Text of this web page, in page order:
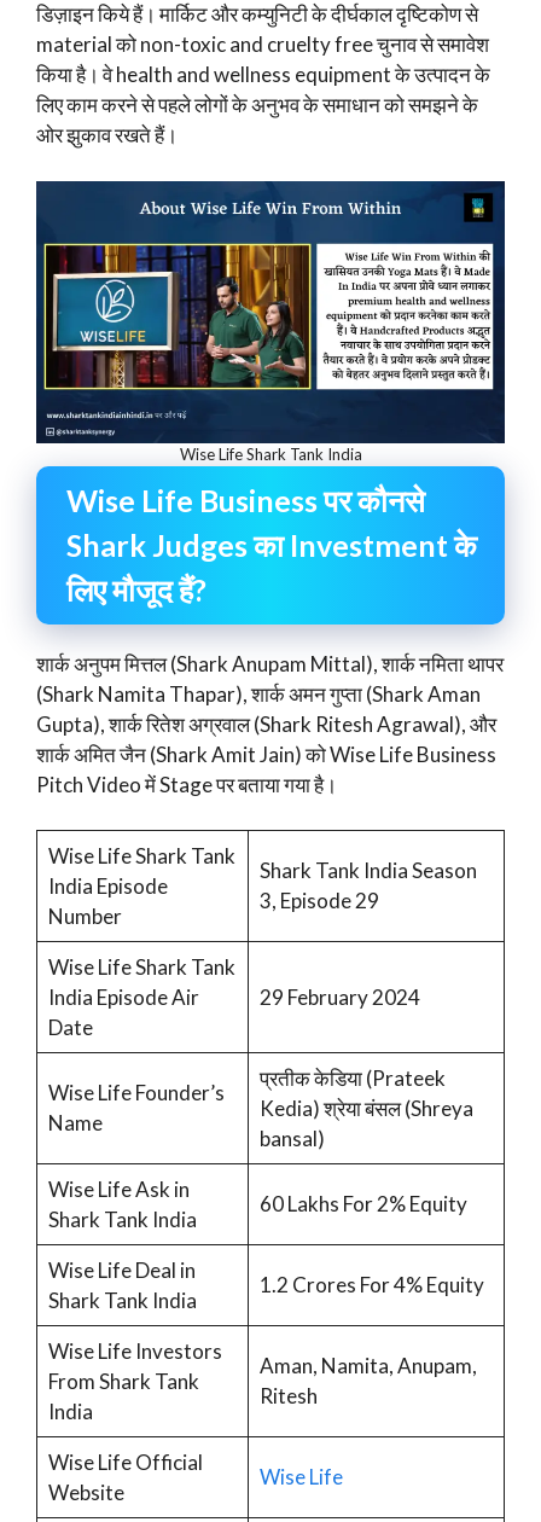
डिज़ाइन किये हैं। मार्किट और कम्युनिटी के दीर्घकाल दृष्टिकोण से
material को non-toxic and cruelty free चुनाव से समावेश
किया है। वे health and wellness equipment के उत्पादन के
लिए काम करने से पहले लोगों के अनुभव के समाधान को समझने के
ओर झुकाव रखते हैं।
Wise Life Shark Tank India
Wise Life Business पर कौनसे
Shark Judges का Investment के
लिए मौजूद हैं?
शार्क अनुपम मित्तल (Shark Anupam Mittal), शार्क नमिता थापर
(Shark Namita Thapar), शार्क अमन गुप्ता (Shark Aman
Gupta), शार्क रितेश अग्रवाल (Shark Ritesh Agrawal), और
शार्क अमित जैन (Shark Amit Jain) को Wise Life Business
Pitch Video में Stage पर बताया गया है।
Wise Life Shark Tank
India Episode
Number
Shark Tank India Season
3, Episode 29
Wise Life Shark Tank
India Episode Air
Date
29 February 2024
Wise Life Founder’s
Name
प्रतीक केडिया (Prateek
Kedia) श्रेया बंसल (Shreya
bansal)
Wise Life Ask in
Shark Tank India
60 Lakhs For 2% Equity
Wise Life Deal in
Shark Tank India
1.2 Crores For 4% Equity
Wise Life Investors
From Shark Tank
India
Aman, Namita, Anupam,
Ritesh
Wise Life Official
Website
Wise Life